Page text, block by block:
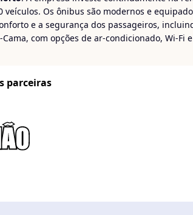
veículos. Os ônibus são modernos e
e a segurança dos passageiros,
Cama, com opções de ar-condicionado, Wi-Fi
de fretamento contínuo e eventual para
para proporcionar uma experiência de
parceiras